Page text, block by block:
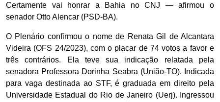
Certamente vai honrar a Bahia no CNJ — afirmou o
senador Otto Alencar (PSD-BA).
O Plenário confirmou o nome de Renata Gil de Alcantara
Videira (OFS 24/2023), com o placar de 74 votos a favor e
três contrários. Ela teve sua indicação relatada pela
senadora Professora Dorinha Seabra (União-TO). Indicada
para vaga destinada ao STF, é graduada em direito pela
Universidade Estadual do Rio de Janeiro (Uerj). Ingressou